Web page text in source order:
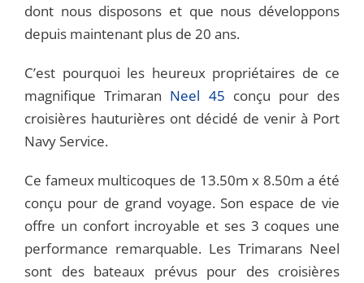
dont nous disposons et que nous développons
depuis maintenant plus de 20 ans.
C’est pourquoi les heureux propriétaires de ce
magnifique Trimaran Neel 45 conçu pour des
croisières hauturières ont décidé de venir à Port
Navy Service.
Ce fameux multicoques de 13.50m x 8.50m a été
conçu pour de grand voyage. Son espace de vie
offre un confort incroyable et ses 3 coques une
performance remarquable. Les Trimarans Neel
sont des bateaux prévus pour des croisières